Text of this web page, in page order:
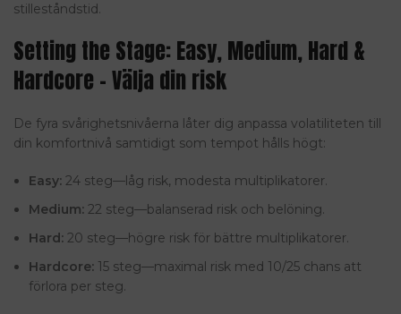
stilleståndstid.
Setting the Stage: Easy, Medium, Hard &
Hardcore – Välja din risk
De fyra svårighetsnivåerna låter dig anpassa volatiliteten till
din komfortnivå samtidigt som tempot hålls högt:
Easy: 24 steg—låg risk, modesta multiplikatorer.
Medium: 22 steg—balanserad risk och belöning.
Hard: 20 steg—högre risk för bättre multiplikatorer.
Hardcore: 15 steg—maximal risk med 10/25 chans att
förlora per steg.